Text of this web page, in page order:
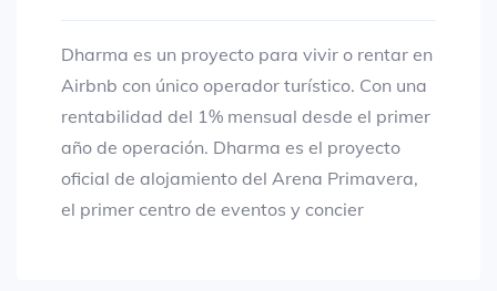
Dharma es un proyecto para vivir o rentar en
Airbnb con único operador turístico. Con una
rentabilidad del 1% mensual desde el primer
año de operación. Dharma es el proyecto
oficial de alojamiento del Arena Primavera,
el primer centro de eventos y concier